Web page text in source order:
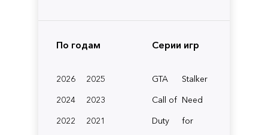
По годам
2026
2025
2024
2023
2022
2021
Серии игр
GTA
Stalker
Call of
Duty
Need
for